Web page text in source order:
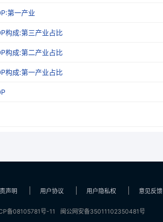
第一产业
构成:第三产业占比
构成:第二产业占比
构成:第一产业占比
声明 用户协议 用户隐私权 意见反馈
备08105781号-11 闽公网安备35011102350481号